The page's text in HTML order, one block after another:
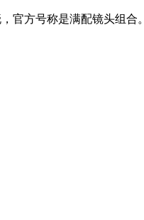
官方号称是满配镜头组